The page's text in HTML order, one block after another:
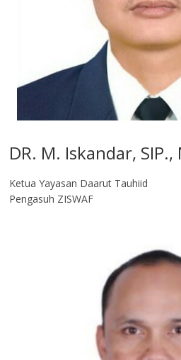
DR. M. Iskandar, SIP.,
Ketua Yayasan Daarut Tauhiid
Pengasuh ZISWAF